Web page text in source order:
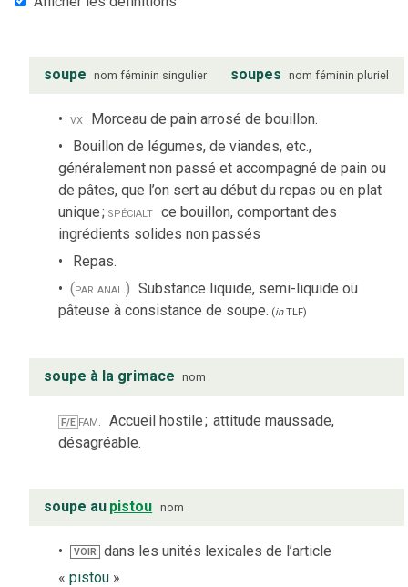
soupe nom féminin singulier soupes nom féminin pluriel
vx Morceau de pain arrosé de bouillon.
Bouillon de légumes, de viandes, etc.,
généralement non passé et accompagné de pain ou
de pâtes, que l’on sert au début du repas ou en plat
unique; spécialt ce bouillon, comportant des
ingrédients solides non passés
Repas.
(par anal.) Substance liquide, semi-liquide ou
pâteuse à consistance de soupe. (inTLF)
soupe à la grimace nom
F/E fam. Accueil hostile; attitude maussade,
désagréable.
soupe au pistou nom
VOIR
dans les unités lexicales de l’article
« pistou »